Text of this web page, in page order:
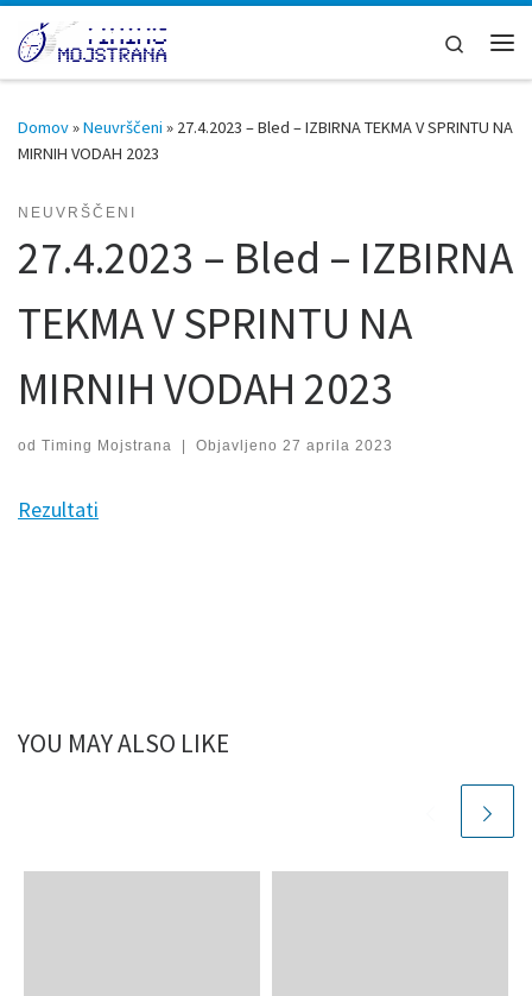
Skoči na vsebino
Search
Domov»Neuvrščeni » 27.4.2023 – Bled – IZBIRNA TEKMA V SPRINTU NA
MIRNIH VODAH 2023
NEUVRŠČENI
27.4.2023 – Bled – IZBIRNA
TEKMA V SPRINTU NA
MIRNIH VODAH 2023
od Timing Mojstrana | Objavljeno 27 aprila 2023
Rezultati
YOU MAY ALSO LIKE